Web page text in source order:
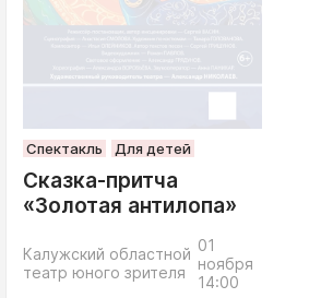
Спектакль Для детей
Сказка-притча
«Золотая антилопа»
01
ноября
14:00
Калужский областной
театр юного зрителя